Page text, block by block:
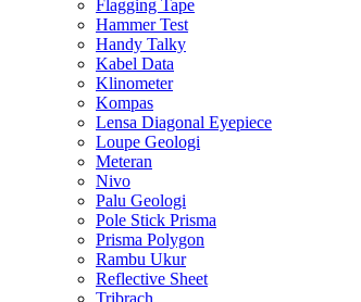
Flagging Tape
Hammer Test
Handy Talky
Kabel Data
Klinometer
Kompas
Lensa Diagonal Eyepiece
Loupe Geologi
Meteran
Nivo
Palu Geologi
Pole Stick Prisma
Prisma Polygon
Rambu Ukur
Reflective Sheet
Tribrach